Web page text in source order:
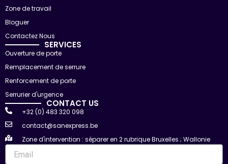
o
t
r
e
Zone de travail
Bloguer
Contactez Nous
SERVICES
Ouverture de porte
Remplacement de serrure
Renforcement de porte
Serrurier d'urgence
CONTACT US
+32 (0) 483 320 098
contact@sanexpress.be
Zone d'intervention : séparer en 2 rubrique Bruxelles ; Wallonie